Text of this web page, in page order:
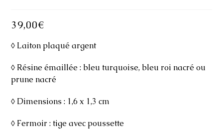
39,00€
◊ Laiton plaqué argent
◊ Résine émaillée : bleu turquoise, bleu roi nacré ou
prune nacré
◊ Dimensions : 1,6 x 1,3 cm
◊ Fermoir : tige avec poussette